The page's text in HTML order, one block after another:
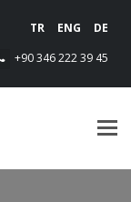
TR ENG
DE
+90 346 222 39 45